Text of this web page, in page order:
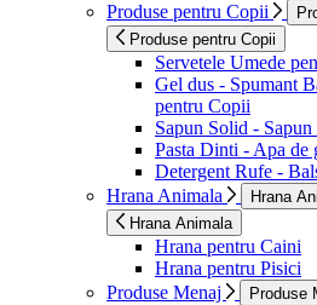
Produse pentru Copii
Produse pentru Copii
Servetele Umede
Gel dus - Spumant
pentru Copii
Sapun Solid -
Pasta Dinti - Apa de
Detergent Rufe -
Hrana Animala
Hrana
Hrana Animala
Hrana pentru Caini
Hrana pentru Pisici
Produse Menaj
Produse